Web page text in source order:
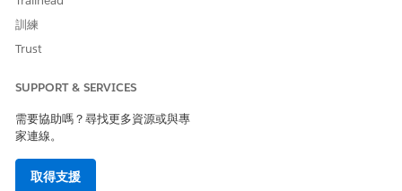
估計 CVSS 分數範圍
嚴重 (9.0–10.0)。
風險影響考量事項
AI 可根據使用者提示執行動作 (例如更新記錄或傳送電子郵件) 的代
理工作流程極度風險。
風險愈高時機
訓練
Trust
SUPPORT & SERVICES
需要協助嗎？尋找更多資源或與專
家連線。
取得支援